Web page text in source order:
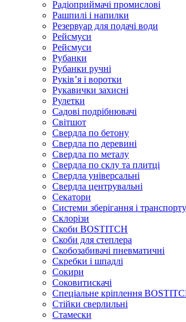
Радіоприймачі промислові
Рашпилі і напилки
Резервуар для подачі води
Рейсмуси
Рейсмуси
Рубанки
Рубанки ручні
Руківʼя і воротки
Рукавички захисні
Рулетки
Садові подрібнювачі
Світшот
Свердла по бетону
Свердла по деревині
Свердла по металу
Свердла по склу та плитці
Свердла універсальні
Свердла центрувальні
Секатори
Системи зберігання і
Склорізи
Скоби BOSTITCH
Скоби для степлера
Скобозабивачі пневматичні
Скребки і шпадлі
Сокири
Соковитискачі
Спеціальне кріплення
Стійки сверлильні
Стамески